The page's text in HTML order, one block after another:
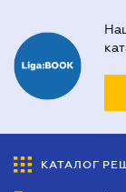
КАТАЛОГ